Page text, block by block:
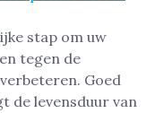
stap om uw
tegen de
Goed
de levensduur van